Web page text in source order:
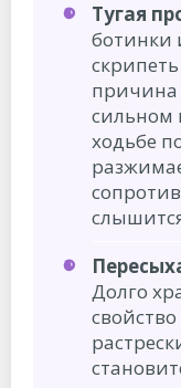
Тугая
ботинки
причина
сильном
ходьбе
Долго